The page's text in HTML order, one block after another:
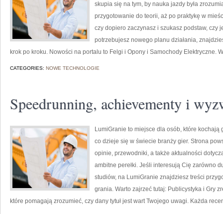
skupia się na tym, by nauka jazdy była
przygotowanie do teorii, aż po praktykę w
czy dopiero zaczynasz i szukasz podstaw, czy
potrzebujesz nowego planu działania,
krok po kroku. Nowości na portalu to Felgi i Opony i Samochody Elektryczne.
CATEGORIES: NOWE TECHNOLOGIE
Speedrunning, achievementy i
LumiGranie to miejsce dla osób, które
co dzieje się w świecie branży gier. Strona
opinie, przewodniki, a także aktualności
ambitne perełki. Jeśli interesują Cię zarówno
studiów, na LumiGranie znajdziesz treści
grania. Warto zajrzeć tutaj: Publicystyka i Gry
które pomagają zrozumieć, czy dany tytuł jest wart Twojego uwagi. Każda